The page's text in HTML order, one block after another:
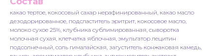
какао тертое, кокосовый сахар нерафинированный, какао масло
дезодорированное, подсластитель эритрит, кокосовое масло,
молоко сухое 25%, клубника сублимированная, сыворотка
молочная сухая, клетчатка яблочная, эмульгатор лецитин
подсолнечный, соль гималайская, загуститель конжаковая камедь,